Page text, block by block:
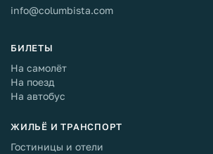
info@columbista.com
БИЛЕТЫ
На самолёт
На поезд
На автобус
ЖИЛЬЁ И ТРАНСПОРТ
Гостиницы и отели